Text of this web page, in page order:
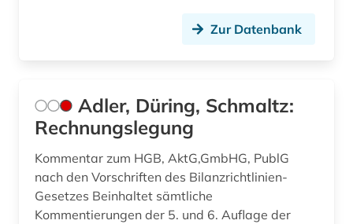
bundesgesetzblatt teil i (1)
bundesministerium (1)
bundespatentgericht (1)
bundesrecht (13)
Zur Datenbank
Adler, Düring, Schmaltz:
Rechnungslegung
Kommentar zum HGB, AktG,GmbHG, PublG
nach den Vorschriften des Bilanzrichtlinien-
Gesetzes Beinhaltet sämtliche
Kommentierungen der 5. und 6. Auflage der